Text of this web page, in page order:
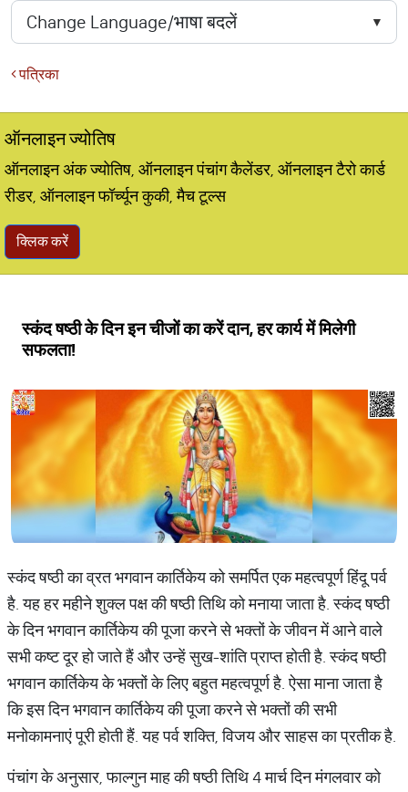
पत्रिका
ऑनलाइन ज्योतिष
ऑनलाइन अंक ज्योतिष, ऑनलाइन पंचांग कैलेंडर, ऑनलाइन टैरो कार्ड
रीडर, ऑनलाइन फॉर्च्यून कुकी, मैच टूल्स
क्लिक करें
स्कंद षष्ठी के दिन इन चीजों का करें दान, हर कार्य में मिलेगी
सफलता!
स्कंद षष्ठी का व्रत भगवान कार्तिकेय को समर्पित एक महत्वपूर्ण हिंदू पर्व
है. यह हर महीने शुक्ल पक्ष की षष्ठी तिथि को मनाया जाता है. स्कंद षष्ठी
के दिन भगवान कार्तिकेय की पूजा करने से भक्तों के जीवन में आने वाले
सभी कष्ट दूर हो जाते हैं और उन्हें सुख-शांति प्राप्त होती है. स्कंद षष्ठी
भगवान कार्तिकेय के भक्तों के लिए बहुत महत्वपूर्ण है. ऐसा माना जाता है
कि इस दिन भगवान कार्तिकेय की पूजा करने से भक्तों की सभी
मनोकामनाएं पूरी होती हैं. यह पर्व शक्ति, विजय और साहस का प्रतीक है.
पंचांग के अनुसार, फाल्गुन माह की षष्ठी तिथि 4 मार्च दिन मंगलवार को